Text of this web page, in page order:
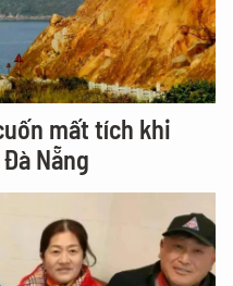
mất tích khi
Nẵng